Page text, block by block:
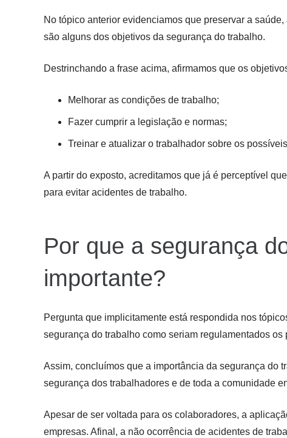
No tópico anterior evidenciamos que preservar a
são alguns dos objetivos da segurança do trabalho.
Destrinchando a frase acima, afirmamos que os
Melhorar as condições de trabalho;
Fazer cumprir a legislação e normas;
Treinar e atualizar o trabalhador sobre os possíveis
A partir do exposto, acreditamos que já é perceptível
para evitar acidentes de trabalho.
Por que a segurança
importante?
Pergunta que implicitamente está respondida nos
segurança do trabalho como seriam regulamentados
Assim, concluímos que a importância da segurança do
segurança dos trabalhadores e de toda a comunidade
Apesar de ser voltada para os colaboradores, a
empresas. Afinal, a não ocorrência de acidentes de